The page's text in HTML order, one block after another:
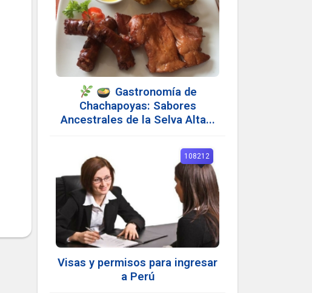
Gastronomía de
Chachapoyas: Sabores
Ancestrales de la Selva Alta...
Visas y permisos para ingresar
a Perú
108212